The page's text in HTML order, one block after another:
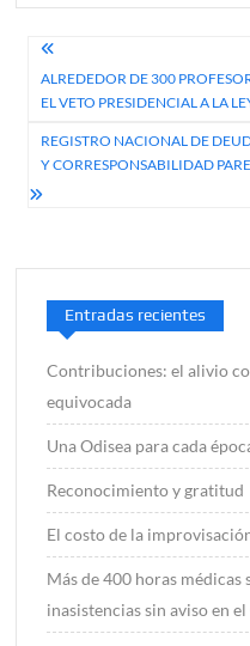
Navegación
de
entradas
ALREDEDOR DE 300
EL VETO PRESIDENCIAL A LA
REGISTRO NACIONAL DE
Y CORRESPONSABILIDAD
Entradas recientes
Contribuciones: el alivio
equivocada
Una Odisea para cada
Reconocimiento y gratitud
El costo de la
Más de 400 horas
inasistencias sin aviso en